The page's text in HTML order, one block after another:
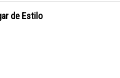
de Estilo